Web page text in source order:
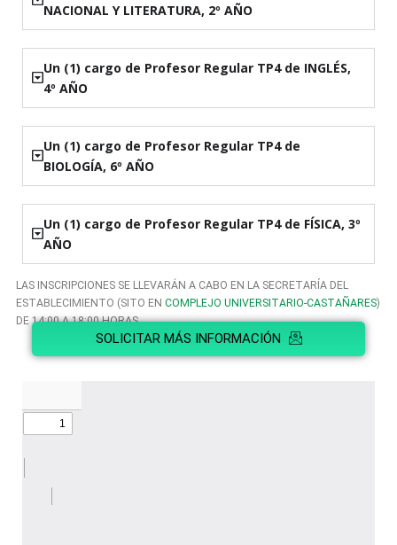
NACIONAL Y LITERATURA, 2º AÑO
Un (1) cargo de Profesor Regular TP4 de INGLÉS,
4º AÑO
Un (1) cargo de Profesor Regular TP4 de
BIOLOGÍA, 6º AÑO
Un (1) cargo de Profesor Regular TP4 de FÍSICA, 3º
AÑO
LAS INSCRIPCIONES SE LLEVARÁN A CABO EN LA SECRETARÍA DEL
ESTABLECIMIENTO (SITO EN COMPLEJO UNIVERSITARIO-CASTAÑARES)
DE 14:00 A 18:00 HORAS.
SOLICITAR MÁS INFORMACIÓN